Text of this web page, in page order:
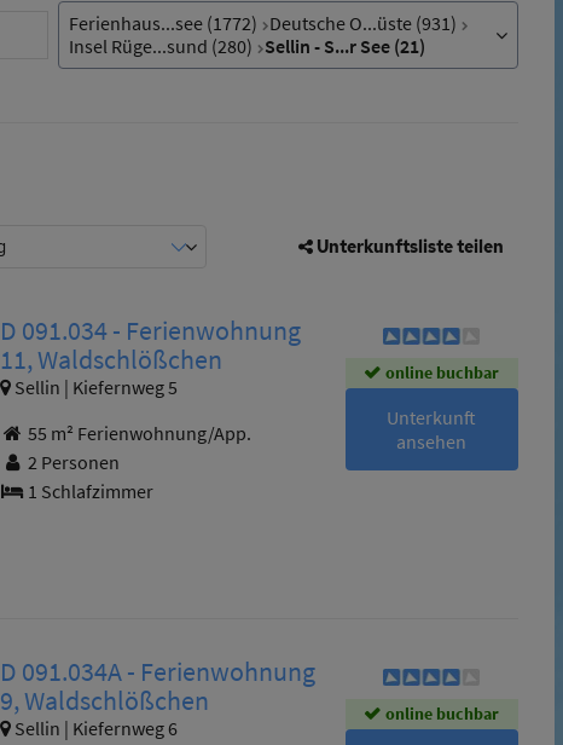
Ort,
Region,
Land
Ferienhaus...see (1772) Deutsche O...üste (931)
Insel Rüge...sund (280) Sellin - S...r See (21)
Unterkunftsliste teilen
D 091.034 - Ferienwohnung
11, Waldschlößchen
Sellin | Kiefernweg 5
55 m² Ferienwohnung/App.
2 Personen
1 Schlafzimmer
online buchbar
Unterkunft
ansehen
D 091.034A - Ferienwohnung
9, Waldschlößchen
Sellin | Kiefernweg 6
online buchbar